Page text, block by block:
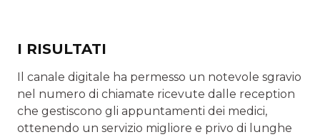
I RISULTATI
Il canale digitale ha permesso un notevole sgravio
nel numero di chiamate ricevute dalle reception
che ge­stiscono gli appuntamenti dei medici,
ottenendo un servizio migliore e privo di lunghe